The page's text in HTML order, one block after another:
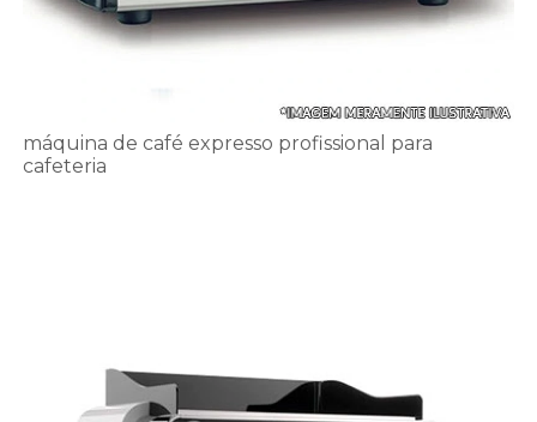
máquina de café expresso profissional para
cafeteria